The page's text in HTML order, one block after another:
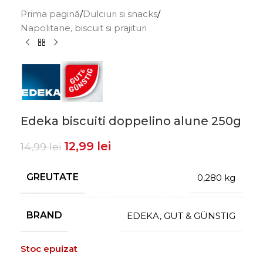
Prima pagină/Dulciuri si snacks/
Napolitane, biscuit si prajituri
Edeka biscuiti doppelino alune 250g
14,99lei 12,99 lei
GREUTATE 0,280 kg
BRAND EDEKA, GUT & GÜNSTIG
Stoc epuizat